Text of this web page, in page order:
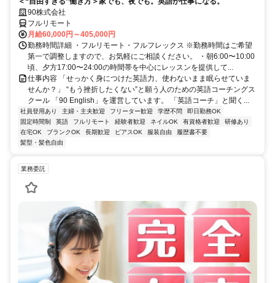
90株式会社
フルリモート
月給60,000円～405,000円
勤務時間詳細 ・フルリモート・フルフレックス ※勤務時間はご希望
第一で調整しますので、お気軽にご相談ください。 ・朝6:00〜10:00
頃、夕方17:00〜24:00の時間帯を中心にレッスンを提供して...
仕事内容 「せっかく身につけた英語力、使わないまま眠らせていま
せんか？」 “もう挫折したくない”と願う人のための英語コーチングス
クール 「90 English」を運営しています。 「英語コーチ」と聞く...
社員登用あり 主婦・主夫歓迎 フリーター歓迎 学歴不問
即日勤務OK
固定時間制
英語 フルリモート 経験者歓迎 ネイルOK 有資格者歓迎
研修あり
在宅OK
ブランクOK 長期歓迎 ピアスOK 服装自由
履歴書不要
髪型・髪色自由
業務委託